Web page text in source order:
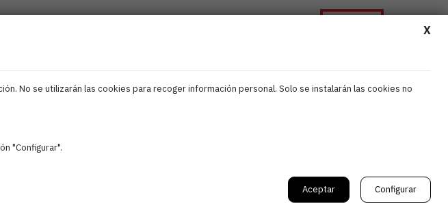
X
No se utilizarán las cookies para recoger información personal. Solo se instalarán las cookies no
"Configurar".
Aceptar Configurar